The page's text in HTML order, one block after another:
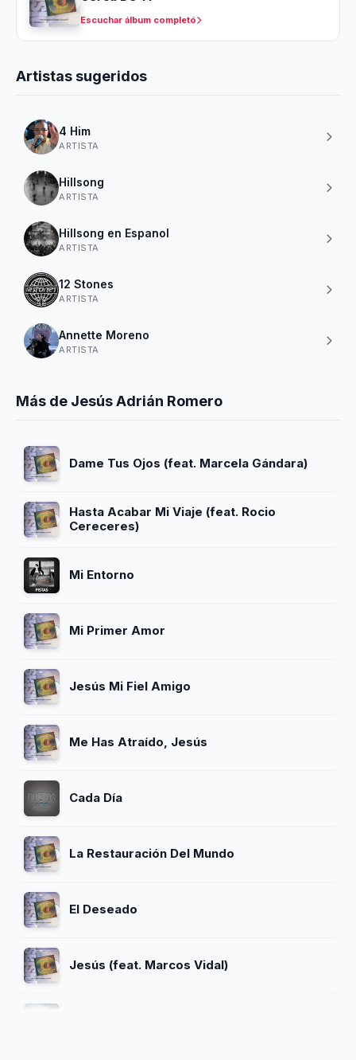
Escuchar álbum completó
Artistas sugeridos
4 Him
ARTISTA
Hillsong
ARTISTA
Hillsong en Espanol
ARTISTA
12 Stones
ARTISTA
Annette Moreno
ARTISTA
Más de Jesús Adrián Romero
Dame Tus Ojos (feat. Marcela Gándara)
Hasta Acabar Mi Viaje (feat. Rocio
Cereceres)
Mi Entorno
Mi Primer Amor
Jesús Mi Fiel Amigo
Me Has Atraído, Jesús
Cada Día
La Restauración Del Mundo
El Deseado
Jesús (feat. Marcos Vidal)